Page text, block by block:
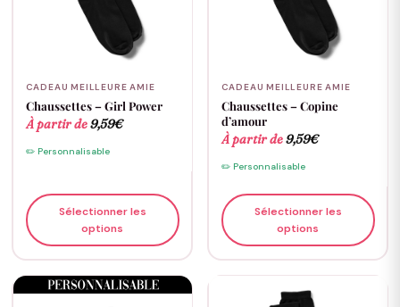
CADEAU MEILLEURE AMIE
Chaussettes – Girl Power
À partir de9,59€
✏️ Personnalisable
Sélectionner les
options
CADEAU MEILLEURE AMIE
Chaussettes – Copine
d’amour
À partir de9,59€
✏️ Personnalisable
Sélectionner les
options